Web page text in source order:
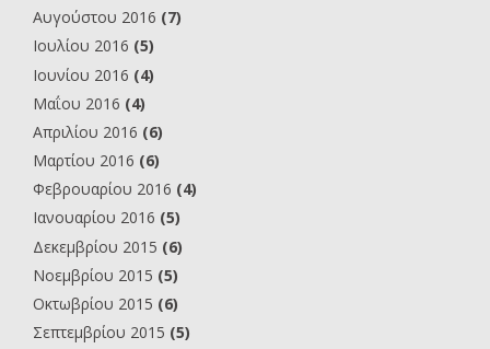
Αυγούστου 2016 (7)
Ιουλίου 2016 (5)
Ιουνίου 2016 (4)
Μαΐου 2016 (4)
Απριλίου 2016 (6)
Μαρτίου 2016 (6)
Φεβρουαρίου 2016 (4)
Ιανουαρίου 2016 (5)
Δεκεμβρίου 2015 (6)
Νοεμβρίου 2015 (5)
Οκτωβρίου 2015 (6)
Σεπτεμβρίου 2015 (5)